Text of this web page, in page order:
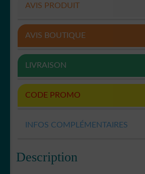
AVIS PRODUIT
AVIS BOUTIQUE
LIVRAISON
CODE PROMO
INFOS COMPLÉMENTAIRES
Description